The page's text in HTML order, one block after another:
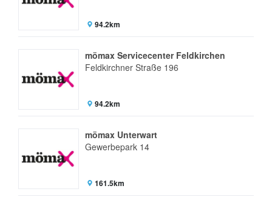
94.2km
mömax Servicecenter Feldkirchen
Feldkirchner Straße 196
94.2km
mömax Unterwart
Gewerbepark 14
161.5km